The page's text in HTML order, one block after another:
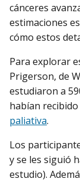
cánceres
estimaciones
cómo estos
Para explorar
Prigerson, de
estudiaron a
habían
paliativa.
Los
y se les siguió
estudio).